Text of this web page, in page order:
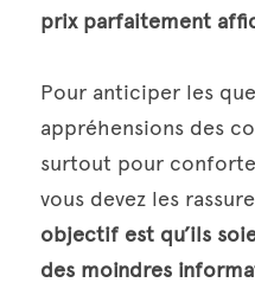
prix parfaitement
Pour anticiper les
appréhensions des
surtout pour
vous devez les
objectif est qu’ils
des moindres